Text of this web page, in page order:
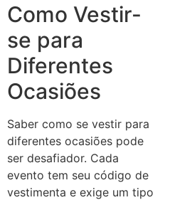
Como Vestir-
se para
Diferentes
Ocasiões
Saber como se vestir para
diferentes ocasiões pode
ser desafiador. Cada
evento tem seu código de
vestimenta e exige um tipo